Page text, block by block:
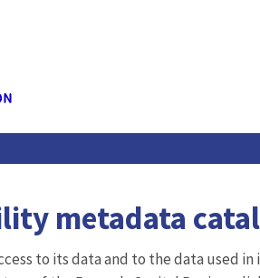
metadata
to its data and to the data used